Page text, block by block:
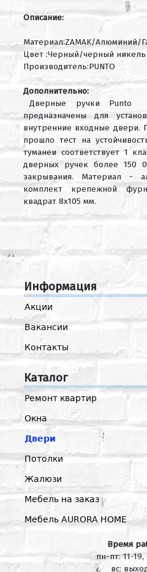
Описание:
Материал:ZAMAK/Алюминий/
Цвет :Черный/черный никель
Производитель:PUNTO
Дополнительно:
Дверные ручки
предназначены для
внутренние входные двери.
прошло тест на
туманеи соответствует 1
дверных ручек более 150
закрывания. Материал -
комплект крепежной
квадрат 8x105 мм.
Информация
Акции
Вакансии
Контакты
Каталог
Ремонт квартир
Окна
Двери
Потолки
Жалюзи
Мебель на заказ
Мебель AURORA HOME
Время
пн-пт: 11-19,
вс: